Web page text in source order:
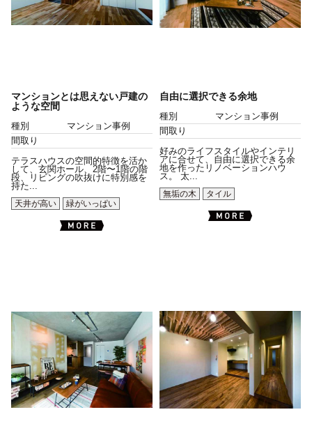
マンションとは思えない戸建の
ような空間
種別
マンション事例
間取り
テラスハウスの空間的特徴を活か
して、玄関ホール、2階〜1階の階
段、リビングの吹抜けに特別感を
持た...
天井が高い
緑がいっぱい
自由に選択できる余地
種別
マンション事例
間取り
好みのライフスタイルやインテリ
アに合せて、自由に選択できる余
地を作ったリノベーションハウ
ス。 太...
無垢の木
タイル